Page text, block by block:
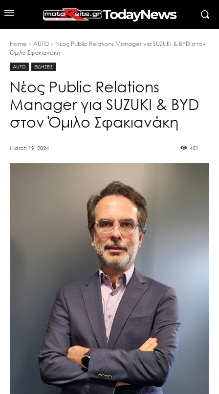
TodayNews
Home AUTO
Νέος Public Relations Manager για SUZUKI & BYD στον
Όμιλο Σφακιανάκη
AUTO ΕΙΔΗΣΕΙΣ
Νέος Public Relations
Manager για SUZUKI & BYD
στον Όμιλο Σφακιανάκη
March 19, 2024 451